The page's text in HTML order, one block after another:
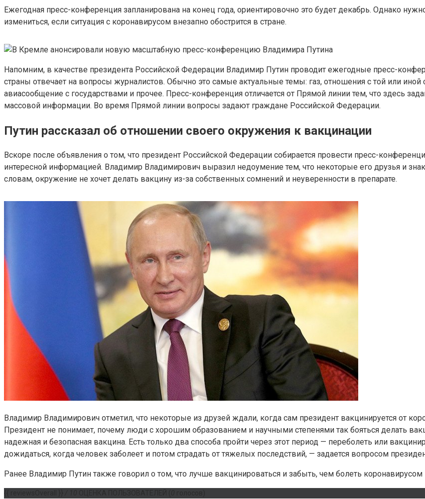
Ежегодная пресс-конференция запланирована на конец года, ориентировочно это будет декабрь. Однако
измениться, если ситуация с коронавирусом внезапно обострится в стране.
Напомним, в качестве президента Российской Федерации Владимир Путин проводит ежегодные пресс-
страны отвечает на вопросы журналистов. Обычно это самые актуальные темы: газ, отношения с той или
авиасообщение с государствами и прочее. Пресс-конференция отличается от Прямой линии тем, что здесь
массовой информации. Во время Прямой линии вопросы задают граждане Российской Федерации.
Путин рассказал об отношении своего окружения к вакцинации
Вскоре после объявления о том, что президент Российской Федерации собирается провести пресс-
интересной информацией. Владимир Владимирович выразил недоумение тем, что некоторые его друзья и
словам, окружение не хочет делать вакцину из-за собственных сомнений и неуверенности в препарате.
Владимир Владимирович отметил, что некоторые из друзей ждали, когда сам президент вакцинируется от
Президент не понимает, почему люди с хорошим образованием и научными степенями так бояться делать
надежная и безопасная вакцина. Есть только два способа пройти через этот период — переболеть или
дожидаться, когда человек заболеет и потом страдать от тяжелых последствий, — задается вопросом
Ранее Владимир Путин также говорил о том, что лучше вакцинироваться и забыть, чем болеть